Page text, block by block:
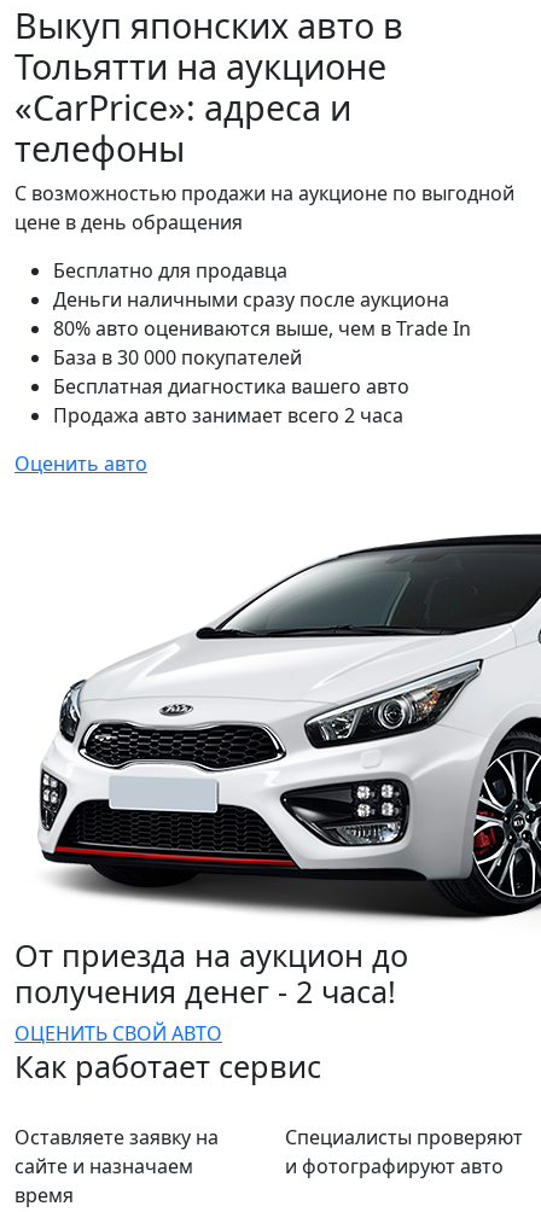
Выкуп японских авто в
Тольятти на аукционе
«CarPrice»: адреса и
телефоны
С возможностью продажи на аукционе по выгодной
цене в день обращения
Бесплатно для продавца
Деньги наличными сразу после аукциона
80% авто оцениваются выше, чем в Trade In
База в 30 000 покупателей
Бесплатная диагностика вашего авто
Продажа авто занимает всего 2 часа
Оценить авто
От приезда на аукцион до
получения денег - 2 часа!
ОЦЕНИТЬ СВОЙ АВТО
Как работает сервис
Оставляете заявку на
сайте и назначаем
время
Специалисты проверяют
и фотографируют авто